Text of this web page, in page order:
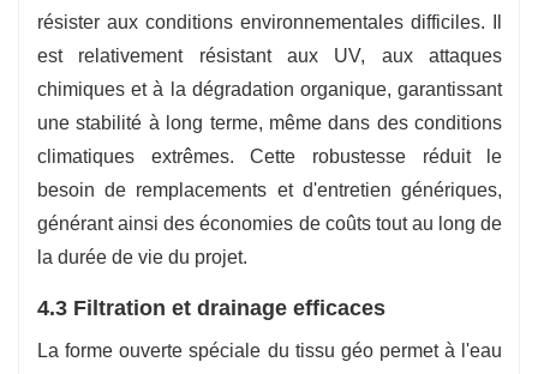
résister aux conditions environnementales difficiles. Il
est relativement résistant aux UV, aux attaques
chimiques et à la dégradation organique, garantissant
une stabilité à long terme, même dans des conditions
climatiques extrêmes. Cette robustesse réduit le
besoin de remplacements et d'entretien génériques,
générant ainsi des économies de coûts tout au long de
la durée de vie du projet.
4.3 Filtration et drainage efficaces
La forme ouverte spéciale du tissu géo permet à l'eau